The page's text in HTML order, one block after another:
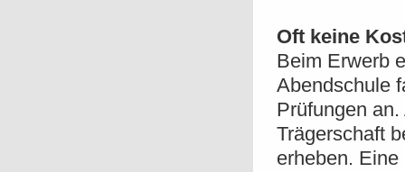
Oft keine
Beim Erwerb
Abendschule
Prüfungen
Trägerschaft
erheben.